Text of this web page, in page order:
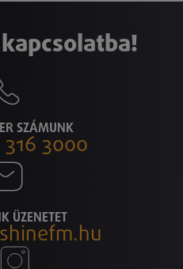
kapcsolatba!
SZÁMUNK
3000
ÜZENETET